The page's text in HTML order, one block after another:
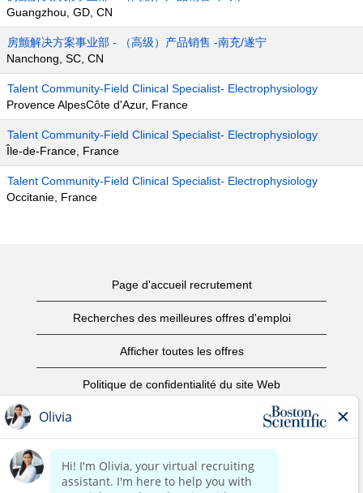
Guangzhou, GD, CN
房颤解决方案事业部 - （高级）产品销售 -南充/遂宁
Nanchong, SC, CN
Talent Community-Field Clinical Specialist- Electrophysiology
Provence AlpesCôte d'Azur, France
Talent Community-Field Clinical Specialist- Electrophysiology
Île-de-France, France
Talent Community-Field Clinical Specialist- Electrophysiology
Occitanie, France
Page d'accueil recrutement
Recherches des meilleures offres d'emploi
Afficher toutes les offres
Politique de confidentialité du site Web
Avis de droits d’auteur
Nous contacter